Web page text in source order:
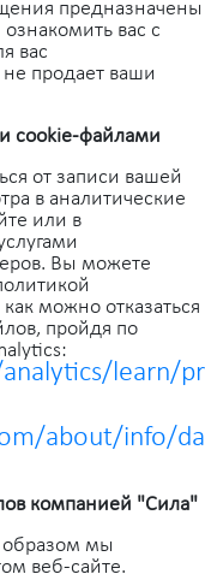
предназначены
вас с
вас
продает ваши
cookie-файлами
от записи вашей
в аналитические
или в
Вы можете
можно отказаться
пройдя по
learn/
about/info/
компанией "Сила"
образом мы
веб-сайте.